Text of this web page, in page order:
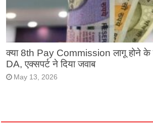
क्या 8th Pay Commission लागू होने के
DA, एक्सपर्ट ने दिया जवाब
May 13, 2026